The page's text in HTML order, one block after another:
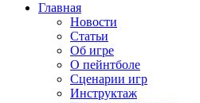
Главная
Новости
Статьи
Об игре
О пейнтболе
Сценарии игр
Инструктаж